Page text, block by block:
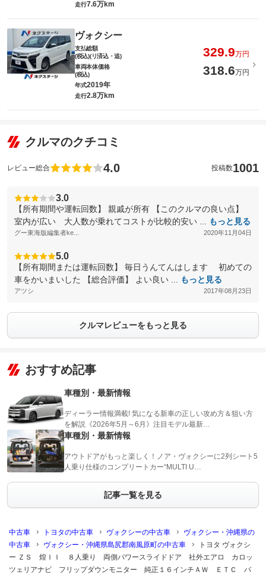
走行7.6万km
ヴォクシー
支払総額
(税込)(リ済込・追)
329.9万円
車両本体価格
(税込)
318.6万円
年式2019年
走行2.8万km
クルマのクチコミ
レビュー総合 4.0 投稿数1001
3.0
【所有期間や運転回数】 親戚が所有 【このクルマの良い点】
室内が広い 大人数が乗れてコストが比較的安い ...
もっと見る
グー東海版編集者ke... 2020年11月04日
5.0
【所有期間または運転回数】 毎日うんてんはします 初めての
車をかいまいした 【総合評価】 よい良い ...
もっと見る
アツシ 2017年08月23日
クルマレビューをもっと見る
おすすめ記事
車種別・最新情報
ディーラー情報満載! 気になる新車の正しい攻め方＆狙い方
を解説《2026年5月～6月》注目モデル最新…
車種別・最新情報
アウトドアがもっと楽しく！ノア・ヴォクシーに2列シート5
人乗り仕様のコンプリートカー“MULTI U…
記事一覧を見る
中古車 トヨタの中古車 ヴォクシーの中古車
ヴォクシー・沖縄県の
中古車
ヴォクシー・沖縄県島尻郡南風原町の中古車
トヨタ ヴォクシ
ー ＺＳ 煌ＩＩ ８人乗り 両側パワースライドドア 社外エアロ カロッ
ツェリアナビ フリップダウンモニター 純正１６インチＡＷ ＥＴＣ バ